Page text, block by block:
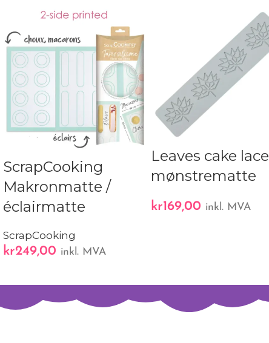
ScrapCooking
Makronmatte /
éclairmatte
ScrapCooking
kr249,00 inkl. MVA
Leaves cake lace
mønstrematte
kr169,00 inkl. MVA